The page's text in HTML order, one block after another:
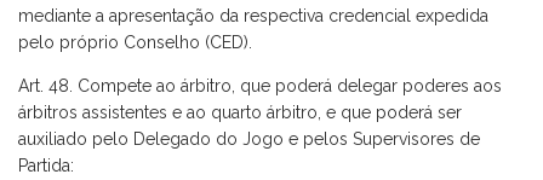
mediante a apresentação da respectiva credencial expedida
pelo próprio Conselho (CED).
Art. 48. Compete ao árbitro, que poderá delegar poderes aos
árbitros assistentes e ao quarto árbitro, e que poderá ser
auxiliado pelo Delegado do Jogo e pelos Supervisores de
Partida: